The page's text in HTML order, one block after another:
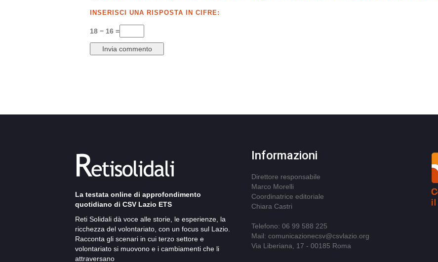
INSERISCI UNA RISPOSTA IN CIFRE:
18 − 16 =
La testata online di approfondimento
quotidiano di CSV Lazio ETS
Reti Solidali dà voce alle storie, le esperienze, la
ricchezza del volontariato, con un focus sul Lazio.
Racconta gli scenari in cui terzo settore e
volontariato si muovono e i cambiamenti che li
attraversano
Informazioni
Direttore responsabile
Marco Morelli
Coordinatrice editoriale
Chiara Castri
Telefono: 06 99 588 225
Mail: comunicazionecsv@csvlazio.org
Via Liberiana, 17 - 00185 Roma